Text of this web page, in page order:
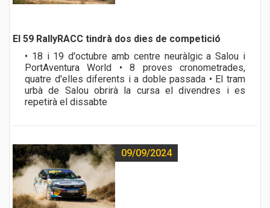
El 59 RallyRACC tindrà dos dies de competició
• 18 i 19 d'octubre amb centre neuràlgic a Salou i
PortAventura World • 8 proves cronometrades,
quatre d'elles diferents i a doble passada • El tram
urbà de Salou obrirà la cursa el divendres i es
repetirà el dissabte
09/09/2024